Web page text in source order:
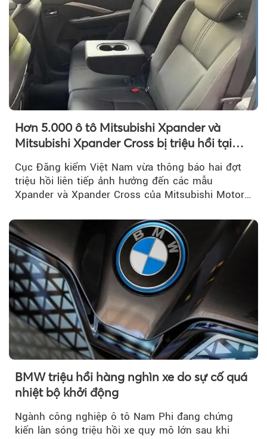
Hơn 5.000 ô tô Mitsubishi Xpander và
Mitsubishi Xpander Cross bị triệu hồi tại
Cục Đăng kiểm Việt Nam vừa thông báo hai đợt
triệu hồi liên tiếp ảnh hưởng đến các mẫu
Xpander và Xpander Cross của Mitsubishi Motor
BMW triệu hồi hàng nghìn xe do sự cố quá
nhiệt bộ khởi động
Ngành công nghiệp ô tô Nam Phi đang chứng
kiến làn sóng triệu hồi xe quy mô lớn sau khi